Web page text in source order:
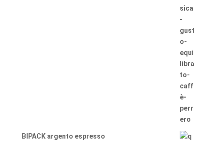
BIPACK argento espresso